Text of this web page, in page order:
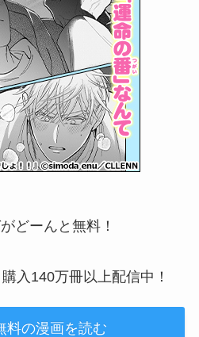
どーんと無料！
入140万冊以上配信中！
料の漫画を読む